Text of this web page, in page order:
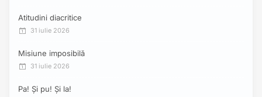
Atitudini diacritice
31 iulie 2026
Misiune imposibilă
31 iulie 2026
Pa! Și pu! Și la!